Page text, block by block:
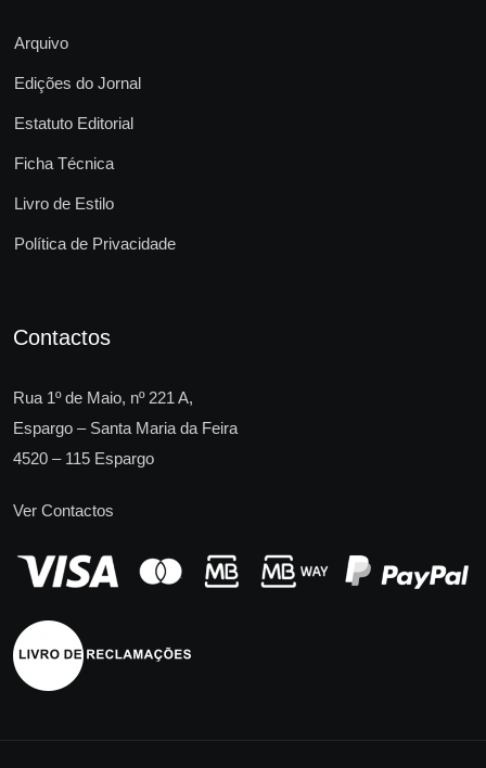
Arquivo
Edições do Jornal
Estatuto Editorial
Ficha Técnica
Livro de Estilo
Política de Privacidade
Contactos
Rua 1º de Maio, nº 221 A,
Espargo – Santa Maria da Feira
4520 – 115 Espargo
Ver Contactos